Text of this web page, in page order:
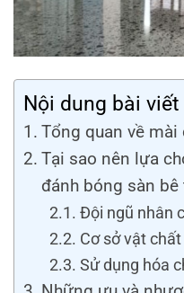
Nội dung bài viết
Tổng quan về
Tại sao nên lựa
đánh bóng sàn
Đội ngũ nhân
Cơ sở vật
Sử dụng hóa